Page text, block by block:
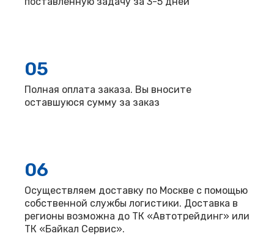
05
Полная оплата заказа. Вы вносите
оставшуюся сумму за заказ
06
Осуществляем доставку по Москве с помощью
собственной службы логистики. Доставка в
регионы возможна до ТК «Автотрейдинг» или
ТК «Байкал Сервис».